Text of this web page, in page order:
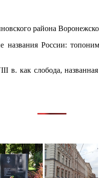
района
названия России:
в. как слобода,